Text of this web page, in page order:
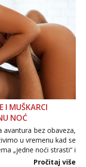
I MUŠKARCI
NOĆ
avantura bez obaveza,
u vremenu kad se
„jedne noći strasti“ i
misle žene, a što
Pročitaj više